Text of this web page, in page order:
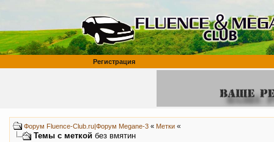
Регистрация
Форум Fluence-Club.ru|Форум Megane-3 « Метки «
Темы с меткой без вмятин